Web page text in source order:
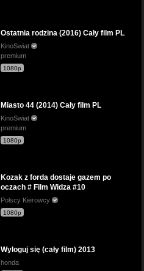
Ostatnia rodzina (2016) Cały film PL
KinoSwiat
premium
1080p
Miasto 44 (2014) Cały film PL
KinoSwiat
premium
1080p
Kozak z forda dostaje gazem po
oczach # Film Widza #10
Polscy Kierowcy
1080p
Wyloguj się (cały film) 2013
honda